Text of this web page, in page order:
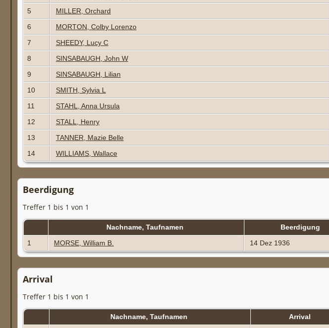
5
MILLER, Orchard
6
MORTON, Colby Lorenzo
7
SHEEDY, Lucy C
8
SINSABAUGH, John W
9
SINSABAUGH, Lilian
10
SMITH, Sylvia L
11
STAHL, Anna Ursula
12
STALL, Henry
13
TANNER, Mazie Belle
14
WILLIAMS, Wallace
Beerdigung
Treffer 1 bis 1 von 1
Nachname, Taufnamen Beerdigung
1
MORSE, William B. 14 Dez 1936
Arrival
Treffer 1 bis 1 von 1
Nachname, Taufnamen Arrival